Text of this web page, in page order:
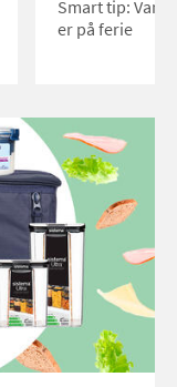
Smart tip:
er på ferie